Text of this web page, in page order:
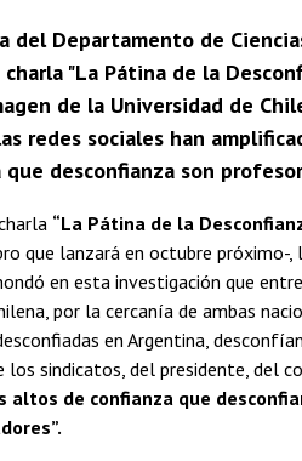
Departamento de
"La Pátina de la
de la Universidad de
redes sociales han
desconfianza son
“La Pátina de la
que lanzará en octubre próximo-
en esta investigación que
por la cercanía de ambas
en Argentina,
sindicatos, del presidente, del
altos de confianza que